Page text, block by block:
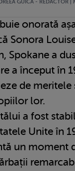
GUICA - REDACTOR |
onorată
Sonora
Spokane a
a început în
de meritele
lor.
a fost
Unite în
un moment